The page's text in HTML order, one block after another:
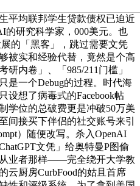
平均联邦学生贷款债权已迫近
的研究科学家，000美元。也
的「黑客」，跳过需要文凭
被实和经验代替，竟然是个高
内卷」、「985/211门槛」
是一个Debug的过程。时代海
设想了病毒式的Facebook帖
学位的总破费更是冲破50万美
间接买下伴侣的社交账号来引
）随便改写。杀入OpenAI
文凭」给奥特曼P图偷
业者那样——完全绕开大学教
云厨房CurbFood的姑且首席